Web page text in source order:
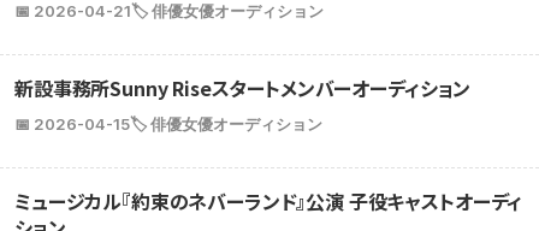
📅 2026-04-21🏷️ 俳優女優オーディション
新設事務所Sunny Riseスタートメンバーオーディション
📅 2026-04-15🏷️ 俳優女優オーディション
ミュージカル『約束のネバーランド』公演 子役キャストオーディ